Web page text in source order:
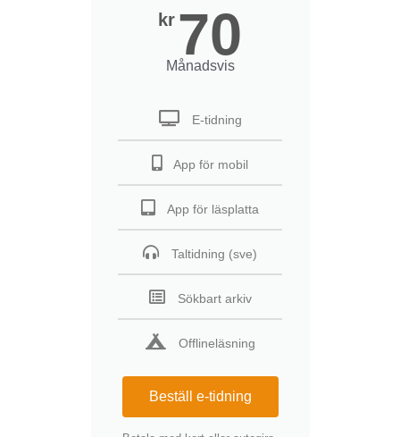
kr 70
Månadsvis
E-tidning
App för mobil
App för läsplatta
Taltidning (sve)
Sökbart arkiv
Offlineläsning
Beställ e-tidning